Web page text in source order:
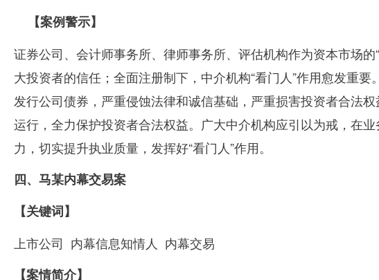
【案例警示】
证券公司、会计师事务所、律师事务所、评估机构作为资本市场
大投资者的信任；全面注册制下，中介机构“看门人”作用愈发重
发行公司债券，严重侵蚀法律和诚信基础，严重损害投资者合法
运行，全力保护投资者合法权益。广大中介机构应引以为戒，在
力，切实提升执业质量，发挥好“看门人”作用。
四、马某内幕交易案
【关键词】
上市公司 内幕信息知情人 内幕交易
【案情简介】